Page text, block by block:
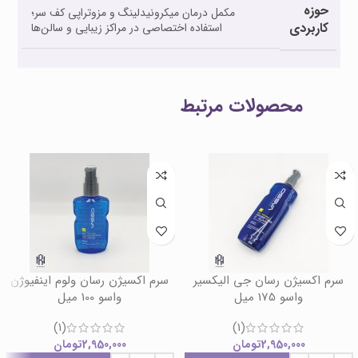
حوزه
کاربردی
مکمل درمان میکرونیدلینگ و مزوتراپی کف سر؛
استفاده اختصاصی در مراکز زیبایی و سالن‌ها
محصولات مرتبط
سرم اکسیژن رسان جی الیکسیر
واسو 175 میل
(1)
2,950,000تومان
سرم اکسیژن رسان ولوم اینفیوژن
واسو 100 میل
(1)
2,950,000تومان